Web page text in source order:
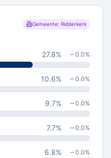
Gemeente: Ridderkerk
27.8% 0.0%
10.6% 0.0%
9.7% 0.0%
7.7% 0.0%
6.8% 0.0%